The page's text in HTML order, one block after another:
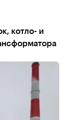
котло- и